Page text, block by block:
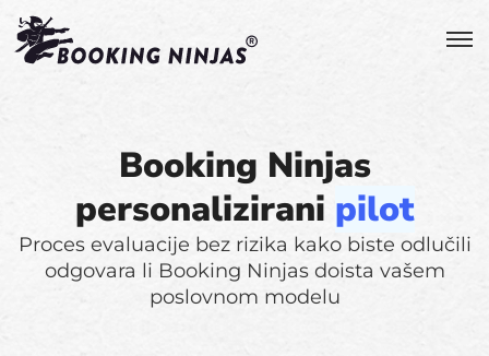
Booking Ninjas
personalizirani pilot
Proces evaluacije bez rizika kako biste odlučili
odgovara li Booking Ninjas doista vašem
poslovnom modelu